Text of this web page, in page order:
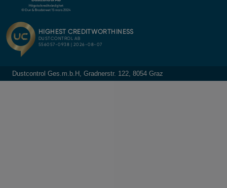
Dustcontrol Ges.m.b.H, Gradnerstr. 122, 8054 Graz